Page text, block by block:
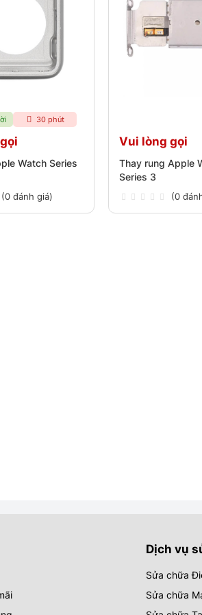
30 phút
Watch Series
(0 đánh giá)
Vui lòng gọi
Thay rung Apple
Series 3
(0
Dịch vụ
Sửa chữa
Sửa chữa